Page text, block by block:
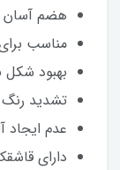
هضم آسان
مناسب
بهبود
تشدید
عدم ایجاد
دارای